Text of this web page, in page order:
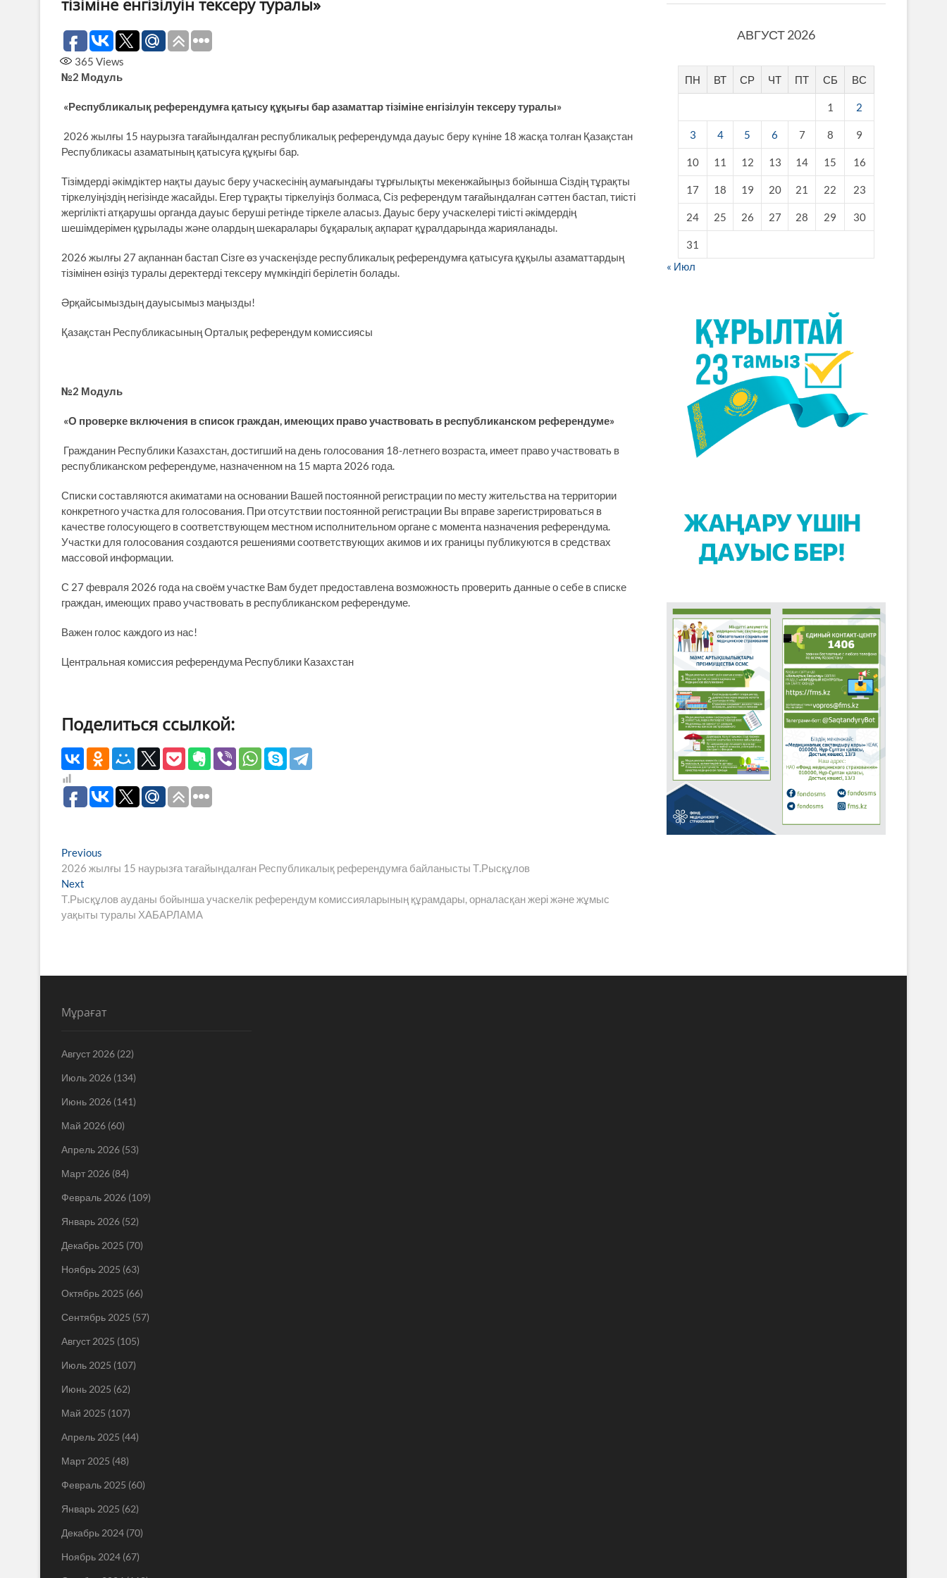
тізіміне енгізілуін тексеру туралы»
365 Views
№2 Модуль
«Республикалық референдумға қатысу құқығы бар азаматтар тізіміне енгізілуін тексеру туралы»
2026 жылғы 15 наурызға тағайындалған республикалық референдумда дауыс беру күніне 18 жасқа толған Қазақстан
Республикасы азаматының қатысуға құқығы бар.
Тізімдерді әкімдіктер нақты дауыс беру учаскесінің аумағындағы тұрғылықты мекенжайыңыз бойынша Сіздің тұрақты
тіркелуіңіздің негізінде жасайды. Егер тұрақты тіркелуіңіз болмаса, Сіз референдум тағайындалған сәттен бастап, тиісті
жергілікті атқарушы органда дауыс беруші ретінде тіркеле аласыз. Дауыс беру учаскелері тиісті әкімдердің
шешімдерімен құрылады және олардың шекаралары бұқаралық ақпарат құралдарында жарияланады.
2026 жылғы 27 ақпаннан бастап Сізге өз учаскеңізде республикалық референдумға қатысуға құқылы азаматтардың
тізімінен өзіңіз туралы деректерді тексеру мүмкіндігі берілетін болады.
Әрқайсымыздың дауысымыз маңызды!
Қазақстан Республикасының Орталық референдум комиссиясы
№2 Модуль
«О проверке включения в список граждан, имеющих право участвовать в республиканском референдуме»
Гражданин Республики Казахстан, достигший на день голосования 18-летнего возраста, имеет право участвовать в
республиканском референдуме, назначенном на 15 марта 2026 года.
Списки составляются акиматами на основании Вашей постоянной регистрации по месту жительства на территории
конкретного участка для голосования. При отсутствии постоянной регистрации Вы вправе зарегистрироваться в
качестве голосующего в соответствующем местном исполнительном органе с момента назначения референдума.
Участки для голосования создаются решениями соответствующих акимов и их границы публикуются в средствах
массовой информации.
С 27 февраля 2026 года на своём участке Вам будет предоставлена возможность проверить данные о себе в списке
граждан, имеющих право участвовать в республиканском референдуме.
Важен голос каждого из нас!
Центральная комиссия референдума Республики Казахстан
Поделиться ссылкой:
Навигация
по
записям
Previous
post:
2026 жылғы 15 наурызға тағайындалған Республикалық референдумға байланысты Т.Рысқұлов
Next
post:
Т.Рысқұлов ауданы бойынша учаскелік референдум комиссияларының құрамдары, орналасқан жері және жұмыс
уақыты туралы ХАБАРЛАМА
АВГУСТ 2026
ПН ВТ СР ЧТ ПТ СБ ВС
1 2
3 4 5 6 7 8 9
10 11 12 13 14 15 16
17 18 19 20 21 22 23
24 25 26 27 28 29 30
31
« Июл
Мұрағат
Август 2026 (22)
Июль 2026 (134)
Июнь 2026 (141)
Май 2026 (60)
Апрель 2026 (53)
Март 2026 (84)
Февраль 2026 (109)
Январь 2026 (52)
Декабрь 2025 (70)
Ноябрь 2025 (63)
Октябрь 2025 (66)
Сентябрь 2025 (57)
Август 2025 (105)
Июль 2025 (107)
Июнь 2025 (62)
Май 2025 (107)
Апрель 2025 (44)
Март 2025 (48)
Февраль 2025 (60)
Январь 2025 (62)
Декабрь 2024 (70)
Ноябрь 2024 (67)